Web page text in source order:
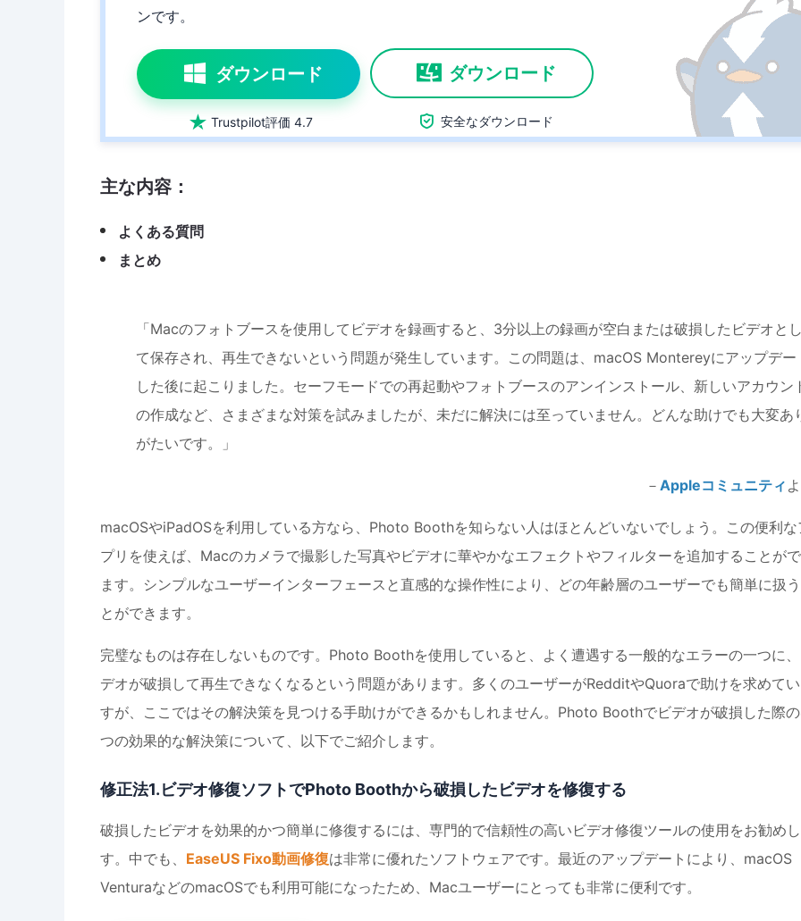
ンです。
ダウンロード
 Trustpilot評価 4.7
ダウンロード
 安全なダウンロード
主な内容：
よくある質問
まとめ
「Macのフォトブースを使用してビデオを録画すると、3分以上の録画が空白または破損したビデオとし
て保存され、再生できないという問題が発生しています。この問題は、macOS Montereyにアップデー
した後に起こりました。セーフモードでの再起動やフォトブースのアンインストール、新しいアカウン
の作成など、さまざまな対策を試みましたが、未だに解決には至っていません。どんな助けでも大変あ
がたいです。」
－ Appleコミュニティ
macOSやiPadOSを利用している方なら、Photo Boothを知らない人はほとんどいないでしょう。この便利な
プリを使えば、Macのカメラで撮影した写真やビデオに華やかなエフェクトやフィルターを追加することが
ます。シンプルなユーザーインターフェースと直感的な操作性により、どの年齢層のユーザーでも簡単に扱
とができます。
完璧なものは存在しないものです。Photo Boothを使用していると、よく遭遇する一般的なエラーの一つに
デオが破損して再生できなくなるという問題があります。多くのユーザーがRedditやQuoraで助けを求めてい
すが、ここではその解決策を見つける手助けができるかもしれません。Photo Boothでビデオが破損した際
つの効果的な解決策について、以下でご紹介します。
修正法1.ビデオ修復ソフトでPhoto Boothから破損したビデオを修復する
破損したビデオを効果的かつ簡単に修復するには、専門的で信頼性の高いビデオ修復ツールの使用をお勧めし
す。中でも、 EaseUS Fixo動画修復は非常に優れたソフトウェアです。最近のアップデートにより、macOS
VenturaなどのmacOSでも利用可能になったため、Macユーザーにとっても非常に便利です。